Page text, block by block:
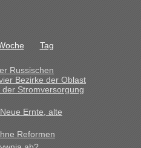
• Re: Seit
die Zollbeamten
11 Milliarden
die Frau mit dabei ist.
schließlich immer unter
• Re: Seit
die Zollbeamten
Tag
Russischen
Bezirke der Oblast
Stromversorgung
Ernte, alte
Reformen